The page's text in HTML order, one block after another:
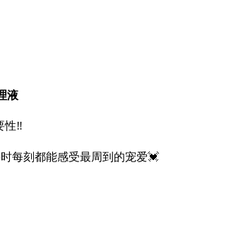
液
性‼️
每刻都能感受最周到的宠爱💓